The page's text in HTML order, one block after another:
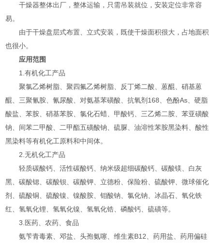
干燥器整体出厂，整体运输，只需吊装就位，安装定位非常容
易。
由于干燥盘层式布置、立式安装，既使干燥面积很大，占地面积
也很小。
应用范围
1.有机化工产品
聚氯乙烯树脂、聚四氟乙烯树脂、反丁烯二酸、蒽醌、硝基蒽
醌、三聚氰胺、氰尿酸、对氨基苯磺酸、抗氧剂168、色酚As、硬脂
酸盐、苯胺、硝基苯胺、氯化石蜡、甲酸钙、三乙烯二胺、苯亚磺酸
钠、间苯二甲酸、二甲酯五磺酸钠、硫脲、油溶性苯胺黑染料、酸性
黑染料等有机化工原料和中间体。
2.无机化工产品
轻质碳酸钙、活性碳酸钙、纳米级超细碳酸钙、碳酸镁、白灰
黑、碳酸锶、碳酸钡、碳酸钾、立德粉、保险粉、硫酸钾、微球催化
剂、硫酸铜、硫酸镍、镍酸胺、钼酸钠、氯化钠、冰晶石、氧化铁
红、氢氧化锂、氢氧化镍、氢氧化锆、磷酸钙、硫磺等。
3.医药、农药、食品
氨苄青毒素、邓盐、头孢氨噻、维生素B12、药用盐、药用偏硅